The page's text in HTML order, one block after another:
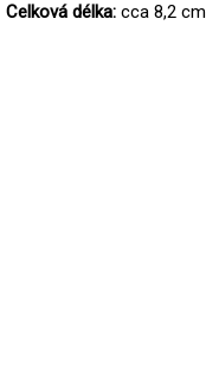
Celková délka: cca 8,2 cm